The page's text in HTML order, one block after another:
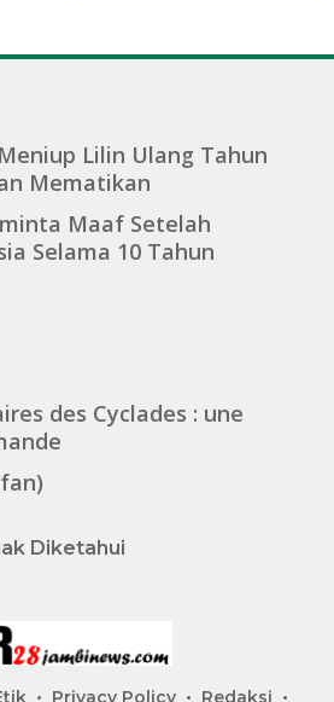
Lilin Ulang Tahun
Mematikan
Maaf Setelah
Selama 10 Tahun
des Cyclades : une
Diketahui
Privacy Policy Redaksi